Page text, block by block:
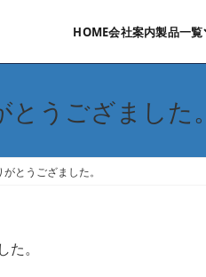
HOME会社案内製品一覧
うござました。
とうござました。
。